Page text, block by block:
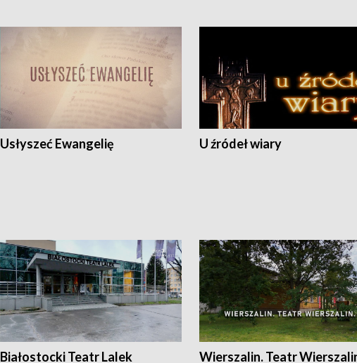
Usłyszeć Ewangelię U źródeł wiary
Białostocki Teatr Lalek Wierszalin. Teatr